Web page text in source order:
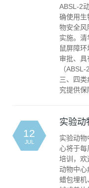
ABSL-2
确使用生
物安全风
实施。
鼠屏障
审批、
（
三、四
究提供保
12
JUL
实验动
实验动
心将于
培训，欢
动物中心
蜡包埋